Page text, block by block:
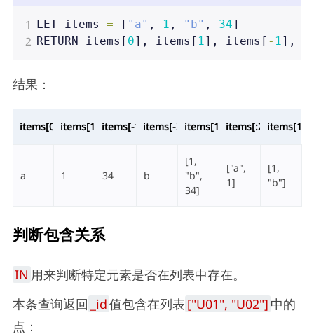
1 LET items = [ "a" , 1 , "b" , 34]
2 RETURN items [ 0], items [ 1], items [ - 1],
结果：
items[0] items[1] items[-1] items[-2] items[1:] items[:2] items[1:3]
a 1 34 b
[1,
"b",
34]
["a",
1]
[1,
"b"]
判断包含关系
IN 用来判断特定元素是否在列表中存在。
本条查询返回 _id值包含在列表 ["U01", "U02"] 中的
点：